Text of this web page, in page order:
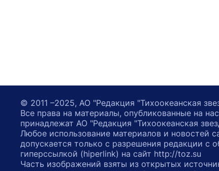
© 2011 –2025, АО "Редакция "Тихоокеанская
Все права на материалы, опубликованные на
принадлежат АО "Редакция "Тихоокеанская
Любое использование материалов и новостей
допускается только с разрешения редакции с
гиперссылкой (hiperlink) на сайт http://toz.su
Часть изображений взяты из открытых